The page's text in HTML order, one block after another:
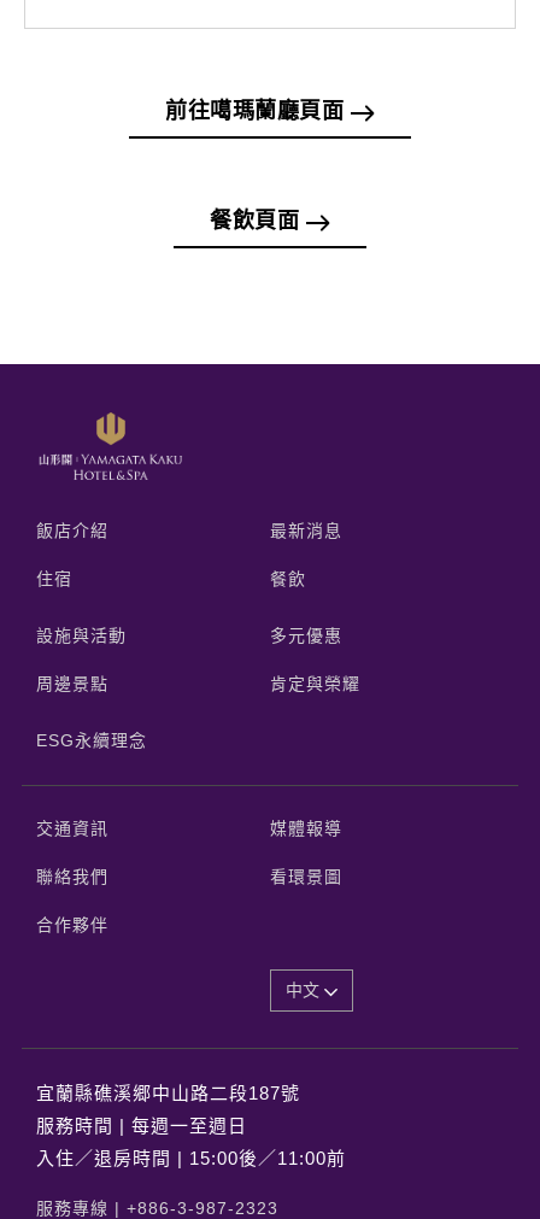
前往噶瑪蘭廳頁面
餐飲頁面
飯店介紹 最新消息
住宿 餐飲
設施與活動 多元優惠
周邊景點 肯定與榮耀
ESG永續理念
交通資訊 媒體報導
聯絡我們 看環景圖
合作夥伴
中文
宜蘭縣礁溪郷中山路二段187號
服務時間 | 每週一至週日
入住／退房時間 | 15:00後／11:00前
服務專線 | +886-3-987-2323